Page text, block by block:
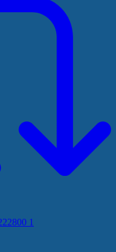
1